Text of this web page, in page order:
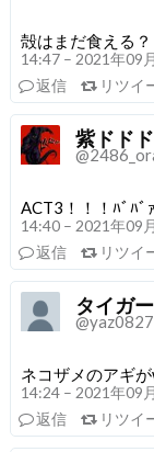
殻はまだ食える？
14:47 – 2021年09
返信
リツイ
紫ドドド
ACT3！！！ﾊﾞﾊﾞ
14:40 – 2021年09
返信
リツイ
タイガ
@yaz0827
ネコザメのアギ
14:24 – 2021年09
返信
リツイ